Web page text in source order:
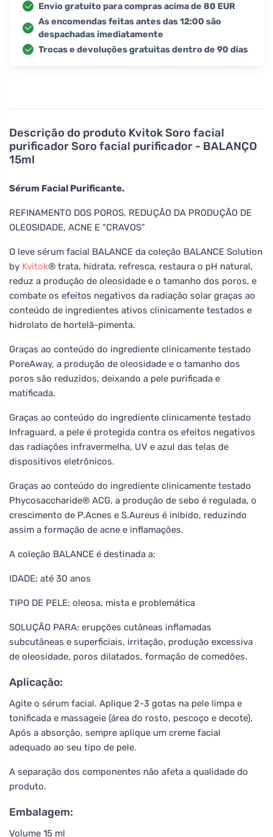
Descrição do produto Kvitok Soro facial
purificador Soro facial purificador - BALANÇO
15ml
Sérum Facial Purificante.
REFINAMENTO DOS POROS, REDUÇÃO DA PRODUÇÃO DE
OLEOSIDADE, ACNE E “CRAVOS”
O leve sérum facial BALANCE da coleção BALANCE Solution
by Kvitok® trata, hidrata, refresca, restaura o pH natural,
reduz a produção de oleosidade e o tamanho dos poros, e
combate os efeitos negativos da radiação solar graças ao
conteúdo de ingredientes ativos clinicamente testados e
hidrolato de hortelã-pimenta.
Graças ao conteúdo do ingrediente clinicamente testado
PoreAway, a produção de oleosidade e o tamanho dos
poros são reduzidos, deixando a pele purificada e
matificada.
Graças ao conteúdo do ingrediente clinicamente testado
Infraguard, a pele é protegida contra os efeitos negativos
das radiações infravermelha, UV e azul das telas de
dispositivos eletrônicos.
Graças ao conteúdo do ingrediente clinicamente testado
Phycosaccharide® ACG, a produção de sebo é regulada, o
crescimento de P.Acnes e S.Aureus é inibido, reduzindo
assim a formação de acne e inflamações.
A coleção BALANCE é destinada a:
IDADE: até 30 anos
TIPO DE PELE: oleosa, mista e problemática
SOLUÇÃO PARA: erupções cutâneas inflamadas
subcutâneas e superficiais, irritação, produção excessiva
de oleosidade, poros dilatados, formação de comedões.
Aplicação:
Agite o sérum facial. Aplique 2-3 gotas na pele limpa e
tonificada e massageie (área do rosto, pescoço e decote).
Após a absorção, sempre aplique um creme facial
adequado ao seu tipo de pele.
A separação dos componentes não afeta a qualidade do
produto.
Embalagem:
Volume 15 ml
Envio gratuito para compras acima de 80 EUR
As encomendas feitas antes das 12:00 são
despachadas imediatamente
Trocas e devoluções gratuitas dentro de 90 dias